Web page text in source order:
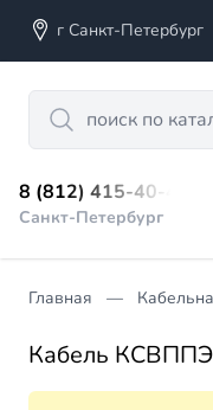
г Санкт-Петербург
Search
8 (812) 415-40-45
Санкт-Петербург
Главная
Кабель